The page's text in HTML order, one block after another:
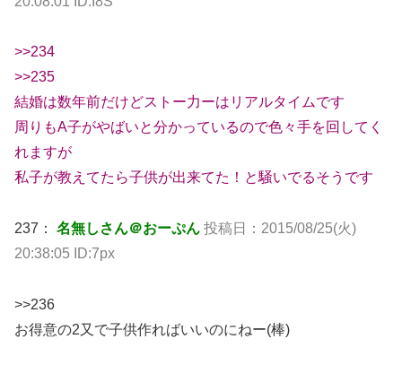
>>234
>>235
結婚は数年前だけどストー力ーはリアルタイムです
周りもA子がやばいと分かっているので色々手を回してく
れますが
私子が教えてたら子供が出来てた！と騒いでるそうです
237： 名無しさん＠おーぷん 投稿日：2015/08/25(火)
20:38:05 ID:7px
>>236
お得意の2又で子供作ればいいのにねー(棒)